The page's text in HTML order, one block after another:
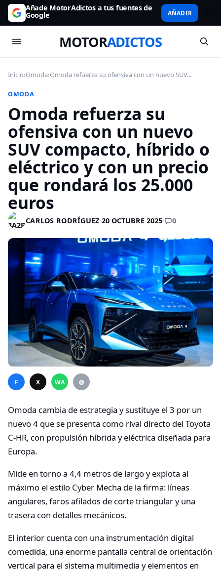
Añade MotorAdictos a tus fuentes de
Google AÑADIR
MOTORADICTOS
Inicio›Omoda›Omoda refuerza su ofensiva con un nuevo SUV...
OMODA
Omoda refuerza su
ofensiva con un nuevo
SUV compacto, híbrido o
eléctrico y con un precio
que rondará los 25.000
euros
CARLOS RODRÍGUEZ·20 OCTUBRE 2025· 0
F X WA @
Omoda cambia de estrategia y sustituye el 3 por un
nuevo 4 que se presenta como rival directo del Toyota
C-HR, con propulsión híbrida y eléctrica diseñada para
Europa.
Mide en torno a 4,4 metros de largo y explota al
máximo el estilo Cyber Mecha de la firma: líneas
angulares, faros afilados de corte triangular y una
trasera con detalles mecánicos.
El interior cuenta con una instrumentación digital
comedida, una enorme pantalla central de orientación
vertical para el sistema multimedia y elementos en